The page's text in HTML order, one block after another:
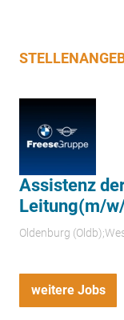
Assistenz
Leitung(m/
Oldenburg
weitere Jobs